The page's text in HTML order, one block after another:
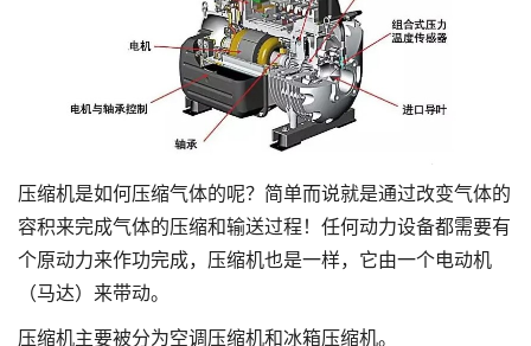
压缩机是如何压缩气体的呢？简单而说就是通过改变气体的
容积来完成气体的压缩和输送过程！任何动力设备都需要有
个原动力来作功完成，压缩机也是一样，它由一个电动机
（马达）来带动。
压缩机主要被分为空调压缩机和冰箱压缩机。